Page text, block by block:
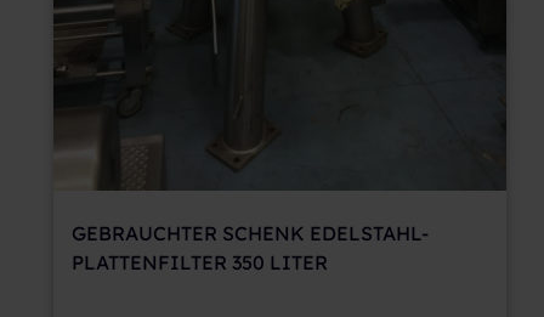
GEBRAUCHTER SCHENK EDELSTAHL-
PLATTENFILTER 350 LITER